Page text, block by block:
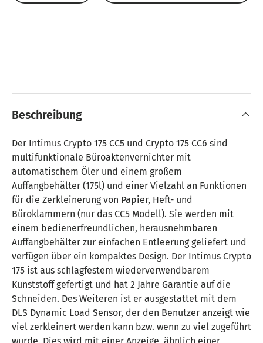
Beschreibung
Der Intimus Crypto 175 CC5 und Crypto 175 CC6 sind
multifunktionale Büroaktenvernichter mit
automatischem Öler und einem großem
Auffangbehälter (175l) und einer Vielzahl an Funktionen
für die Zerkleinerung von Papier, Heft- und
Büroklammern (nur das CC5 Modell). Sie werden mit
einem bedienerfreundlichen, herausnehmbaren
Auffangbehälter zur einfachen Entleerung geliefert und
verfügen über ein kompaktes Design. Der Intimus Crypto
175 ist aus schlagfestem wiederverwendbarem
Kunststoff gefertigt und hat 2 Jahre Garantie auf die
Schneiden. Des Weiteren ist er ausgestattet mit dem
DLS Dynamic Load Sensor, der den Benutzer anzeigt wie
viel zerkleinert werden kann bzw. wenn zu viel zugeführt
wurde. Dies wird mit einer Anzeige, ähnlich einer